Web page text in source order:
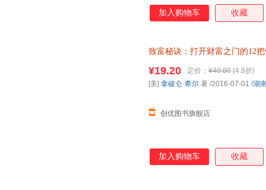
阅读的全新增订版
加入购物车 收藏
致富秘诀：打开财富之门的12
¥19.20 定价： ¥40.00 (4.8折)
创优图书旗舰店
[美] 拿破仑·希尔 著 /2016-07-01 /湖
加入购物车 收藏